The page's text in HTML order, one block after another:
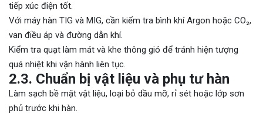
tiếp xúc điện tốt.
Với máy hàn TIG và MIG, cần kiểm tra bình khí Argon hoặc CO₂,
van điều áp và đường dẫn khí.
Kiểm tra quạt làm mát và khe thông gió để tránh hiện tượng
quá nhiệt khi vận hành liên tục.
2.3. Chuẩn bị vật liệu và phụ tư hàn
Làm sạch bề mặt vật liệu, loại bỏ dầu mỡ, rỉ sét hoặc lớp sơn
phủ trước khi hàn.